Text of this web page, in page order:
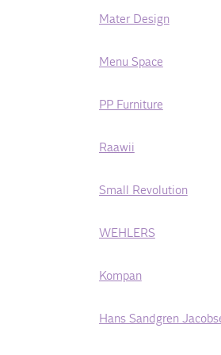
Mater Design
Menu Space
PP Furniture
Raawii
Small Revolution
WEHLERS
Kompan
Hans Sandgren